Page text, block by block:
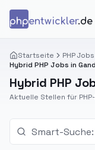
phpentwickler.de
Startseite PHP Jobs
Hybrid PHP Jobs in
Hybrid PHP
Aktuelle Stellen für